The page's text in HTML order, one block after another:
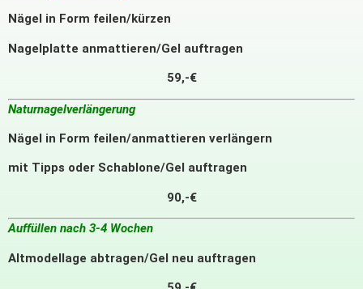
Nägel in Form feilen/kürzen
Nagelplatte anmattieren/Gel auftragen
59,-€
Naturnagelverlängerung
Nägel in Form feilen/anmattieren verlängern
mit Tipps oder Schablone/Gel auftragen
90,-€
Auffüllen nach 3-4 Wochen
Altmodellage abtragen/Gel neu auftragen